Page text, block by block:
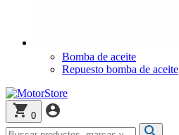
Bomba de aceite
Repuesto bomba de aceite
0